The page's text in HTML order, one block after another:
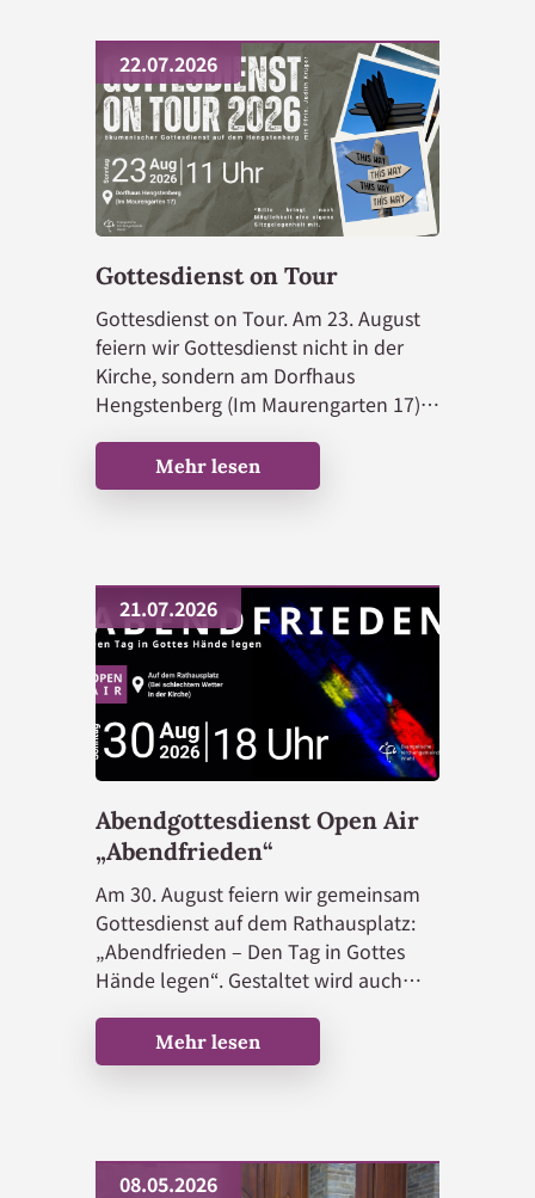
Jugendarbeit
Erwachsenenarbeit
Seniorenarbeit
Gebetsangebote
Musik
Stellenangebote
Der Zweite-Hand-Laden
Besuchsdienst
Förderverein
Unser Beitrag zur Bewahrung der
Schöpfung
Telefonseelsorge
Weitere Hilfsangebote
Evangelische Kirche
Gemeindebüro
22.07.2026
Gottesdienst on Tour
Gottesdienst on Tour. Am 23. August
feiern wir Gottesdienst nicht in der
Kirche, sondern am Dorfhaus
Hengstenberg (Im Maurengarten 17).
Mehr lesen
21.07.2026
Abendgottesdienst Open Air
„Abendfrieden“
Am 30. August feiern wir gemeinsam
Gottesdienst auf dem Rathausplatz:
„Abendfrieden – Den Tag in Gottes
Hände legen“. Gestaltet wird auch
Abendgottesdienst-Team. Herzliche
Einladung zum Gottesdienst um 18
Mehr lesen
08.05.2026